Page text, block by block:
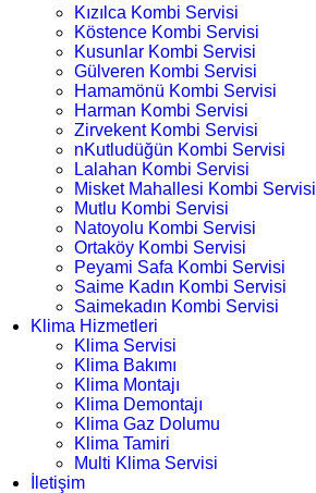
Kızılca Kombi Servisi
Köstence Kombi Servisi
Kusunlar Kombi Servisi
Gülveren Kombi Servisi
Hamamönü Kombi Servisi
Harman Kombi Servisi
Zirvekent Kombi Servisi
nKutludüğün Kombi Servisi
Lalahan Kombi Servisi
Misket Mahallesi Kombi Servisi
Mutlu Kombi Servisi
Natoyolu Kombi Servisi
Ortaköy Kombi Servisi
Peyami Safa Kombi Servisi
Saime Kadın Kombi Servisi
Saimekadın Kombi Servisi
Klima Hizmetleri
Klima Servisi
Klima Bakımı
Klima Montajı
Klima Demontajı
Klima Gaz Dolumu
Klima Tamiri
Multi Klima Servisi
İletişim